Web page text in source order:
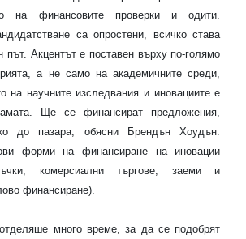
на финансовите проверки и одити.
са опростени, всичко става
път. Акцентът е поставен върху по-голямо
а не само на академичните среди,
на научните изследвания и иновациите е
Ще се финансират предложения,
до пазара, обясни Брендън Хоудън.
форми на финансиране на иновации
комерсиални търгове, заеми и
финансиране).
много време, за да се подобрят